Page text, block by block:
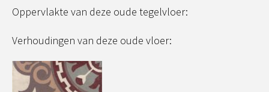
Oppervlakte van deze oude tegelvloer:
Verhoudingen van deze oude vloer: